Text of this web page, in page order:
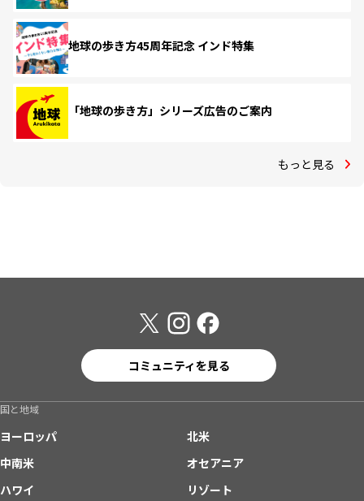
地球の歩き方45周年記念 インド特集
「地球の歩き方」シリーズ広告のご案内
もっと見る
コミュニティを見る
国と地域
ヨーロッパ
北米
中南米
オセアニア
ハワイ
リゾート